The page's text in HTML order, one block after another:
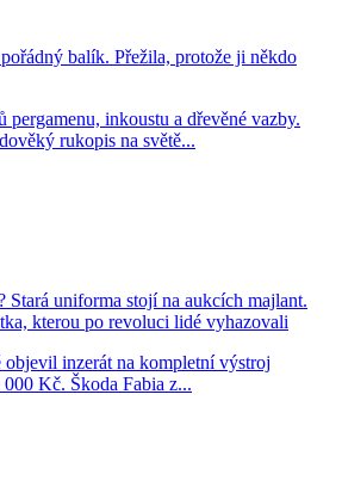
balík. Přežila, protože ji někdo
pergamenu, inkoustu a dřevěné vazby.
rukopis na světě...
Stará uniforma stojí na aukcích majlant.
kterou po revoluci lidé vyhazovali
objevil inzerát na kompletní výstroj
Kč. Škoda Fabia z...